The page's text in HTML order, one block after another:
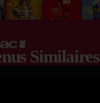
Similaires